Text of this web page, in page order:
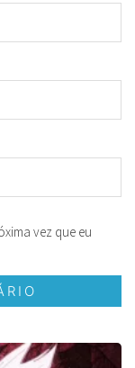
vez que eu